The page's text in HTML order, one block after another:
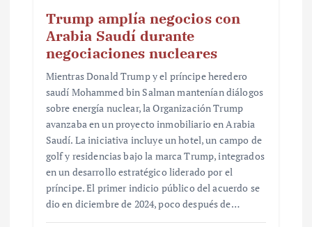
Trump amplía negocios con
Arabia Saudí durante
negociaciones nucleares
Mientras Donald Trump y el príncipe heredero
saudí Mohammed bin Salman mantenían diálogos
sobre energía nuclear, la Organización Trump
avanzaba en un proyecto inmobiliario en Arabia
Saudí. La iniciativa incluye un hotel, un campo de
golf y residencias bajo la marca Trump, integrados
en un desarrollo estratégico liderado por el
príncipe. El primer indicio público del acuerdo se
dio en diciembre de 2024, poco después de…